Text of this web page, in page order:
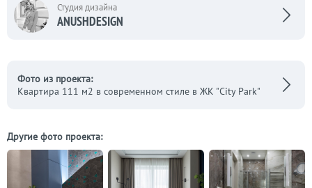
Студия дизайна
ANUSHDESIGN
Фото из проекта:
Квартира 111 м2 в современном стиле в ЖК "City Park"
Другие фото проекта: